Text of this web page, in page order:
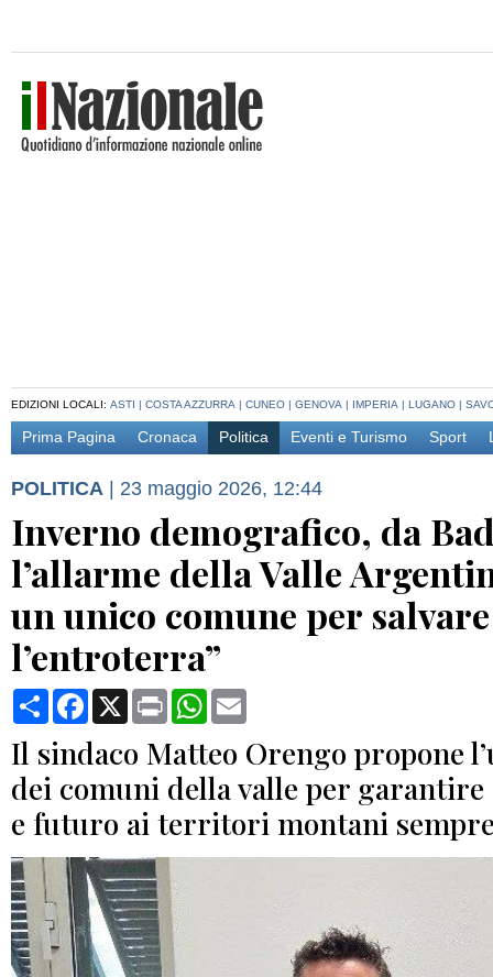
EDIZIONI LOCALI: ASTI | COSTA AZZURRA | CUNEO | GENOVA | IMPERIA | LUGANO |
Prima Pagina Cronaca Politica Eventi e Turismo Sport
POLITICA | 23 maggio 2026, 12:44
Inverno demografico, da
l’allarme della Valle
un unico comune per salvare
l’entroterra”
CondividiFacebook
X Print WhatsApp
Il sindaco Matteo Orengo propone
dei comuni della valle per garantire
e futuro ai territori montani